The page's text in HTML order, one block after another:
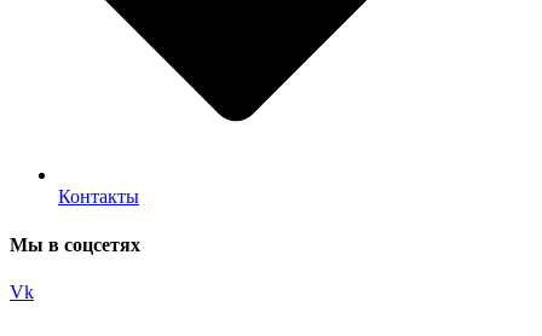
Контакты
Мы в соцсетях
Vk